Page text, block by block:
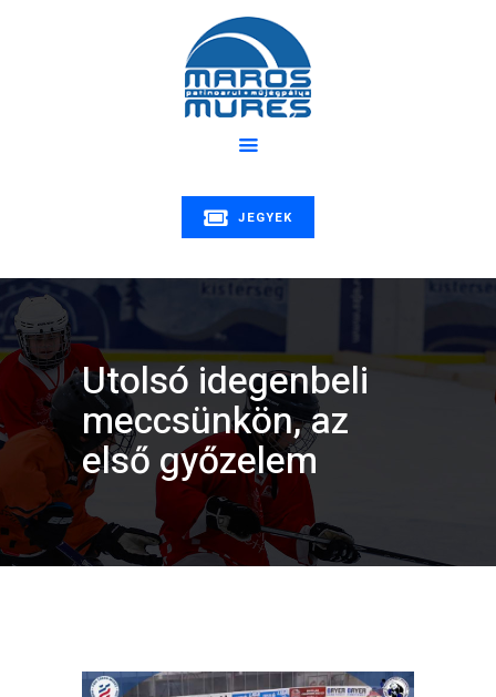
JEGYEK
Utolsó idegenbeli
meccsünkön, az
első győzelem
MAROS MŰJÉGPÁLYA
Patinoarul Mureș | Maros műjégpálya